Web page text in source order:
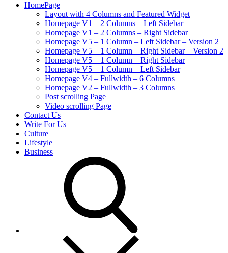
HomePage
Layout with 4 Columns and Featured Widget
Homepage V1 – 2 Columns – Left Sidebar
Homepage V1 – 2 Columns – Right Sidebar
Homepage V5 – 1 Column – Left Sidebar – Version 2
Homepage V5 – 1 Column – Right Sidebar – Version 2
Homepage V5 – 1 Column – Right Sidebar
Homepage V5 – 1 Column – Left Sidebar
Homepage V4 – Fullwidth – 6 Columns
Homepage V2 – Fullwidth – 3 Columns
Post scrolling Page
Video scrolling Page
Contact Us
Write For Us
Culture
Lifestyle
Business